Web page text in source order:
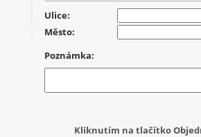
Ulice:
Město:
Poznámka:
Kliknutím na tlačítko